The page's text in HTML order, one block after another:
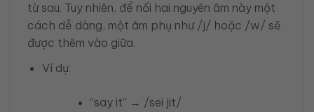
từ sau. Tuy nhiên, để nối hai nguyên âm này một
cách dễ dàng, một âm phụ như /j/ hoặc /w/ sẽ
được thêm vào giữa.
Ví dụ:
“say it” → /sei jit/